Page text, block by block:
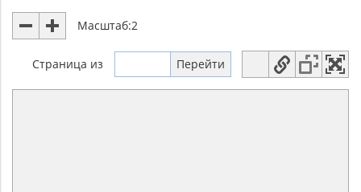
Масштаб:2
Страница из